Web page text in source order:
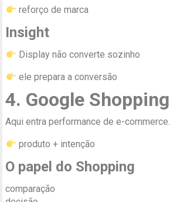
reforço de marca
Insight
Display não converte sozinho
ele prepara a conversão
4. Google Shopping
Aqui entra performance de e-commerce.
produto + intenção
O papel do Shopping
comparação